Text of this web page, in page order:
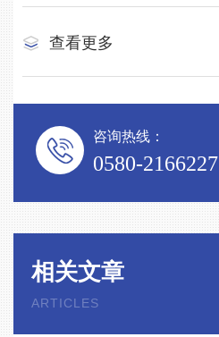
查看更多
咨询热线：
0580-2166227
相关文章
ARTICLES